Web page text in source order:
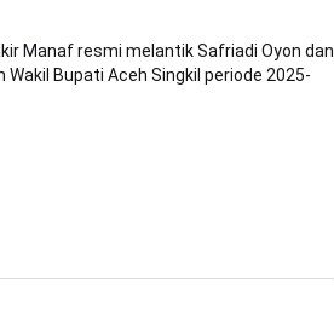
Manaf resmi melantik Safriadi Oyon dan
Bupati Aceh Singkil periode 2025-